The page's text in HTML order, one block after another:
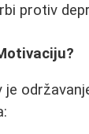
protiv
je